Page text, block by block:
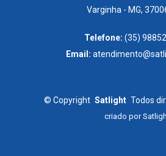
Varginha - MG,
Telefone: (35)
Email:
© Copyright Satlight Todos
criado por